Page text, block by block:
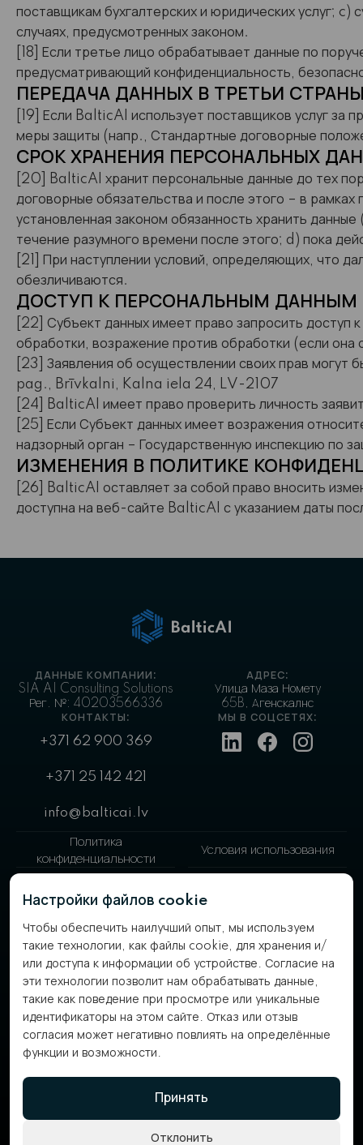
Настройки файлов cookie
Чтобы обеспечить наилучший опыт, мы используем
такие технологии, как файлы cookie, для хранения и/
или доступа к информации об устройстве. Согласие на
эти технологии позволит нам обрабатывать данные,
такие как поведение при просмотре или уникальные
идентификаторы на этом сайте. Отказ или отзыв
согласия может негативно повлиять на определённые
функции и возможности.
Принять
Отклонить
поставщикам бухгалтерских и юридических услуг;
случаях, предусмотренных законом.
[18] Если третье лицо обрабатывает данные по
предусматривающий конфиденциальность,
ПЕРЕДАЧА ДАННЫХ В ТРЕТЬИ
[19] Если BalticAI использует поставщиков услуг
меры защиты (напр., Стандартные договорные
СРОК ХРАНЕНИЯ ПЕРСОНАЛЬНЫХ
[20] BalticAI хранит персональные данные до тех
договорные обязательства и после этого – в
установленная законом обязанность хранить
течение разумного времени после этого; d) пока
[21] При наступлении условий, определяющих, что
обезличиваются.
ДОСТУП К ПЕРСОНАЛЬНЫМ ДАННЫМ
[22] Субъект данных имеет право запросить доступ
обработки, возражение против обработки (если она
[23] Заявления об осуществлении своих прав могут
pag., Brīvkalni, Kalna iela 24, LV-2107
[24] BalticAI имеет право проверить личность
[25] Если Субъект данных имеет возражения
надзорный орган – Государственную инспекцию по
ИЗМЕНЕНИЯ В ПОЛИТИКЕ
[26] BalticAI оставляет за собой право вносить
доступна на веб-сайте BalticAI с указанием даты
ДАННЫЕ КОМПАНИИ:
SIA AI Consulting Solutions
Рег. №: 40203566336
АДРЕС:
Улица Маза Номету
65B, Агенскалнс
КОНТАКТЫ:
+371 62 900 369
+371 25 142 421
info@balticai.lv
МЫ В СОЦСЕТЯХ:
Политика
конфиденциальности
Условия использования
BalticAI™ - товарный знак компании AI Consulting Solutions SIA. Все
9.4-1-L-2025/93 на 2025 год с Агентством инвестиций и развития
Латвии на получение поддержки в рамках меры «Поддержка
цифровизации процессов в коммерческой деятельности», финансируемой
программой политики сплочения Европейского союза на 2021–2027
годы. · Проект «Приобретение сервера с программным обеспечением